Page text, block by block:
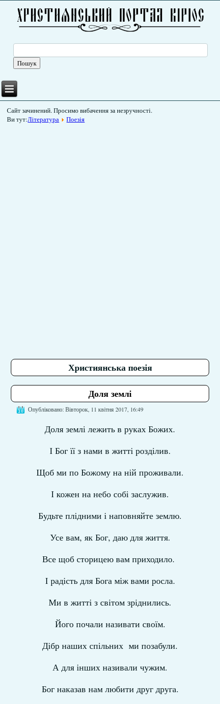
Сайт зачинений. Просимо вибачення за незручності.
Ви тут:Література Поезія
Християнська поезія
Доля землі
Опубліковано: Вівторок, 11 квітня 2017, 16:49
Доля землі лежить в руках Божих.
І Бог її з нами в житті розділив.
Щоб ми по Божому на ній проживали.
І кожен на небо собі заслужив.
Будьте плідними і наповняйте землю.
Усе вам, як Бог, даю для життя.
Все щоб сторицею вам приходило.
І радість для Бога між вами росла.
Ми в житті з світом зріднились.
Його почали називати своїм.
Дібр наших спільних ми позабули.
А для інших називали чужим.
Бог наказав нам любити друг друга.